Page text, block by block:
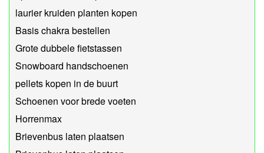
laurier kruiden planten kopen
Basis chakra bestellen
Grote dubbele fietstassen
Snowboard handschoenen
pellets kopen in de buurt
Schoenen voor brede voeten
Horrenmax
Brievenbus laten plaatsen